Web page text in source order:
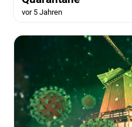
vor 5 Jahren